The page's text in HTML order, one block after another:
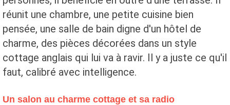
réunit une chambre, une petite cuisine bien
pensée, une salle de bain digne d'un hôtel de
charme, des pièces décorées dans un style
cottage anglais qui lui va à ravir. Il y a juste ce qu'il
faut, calibré avec intelligence.
Un salon au charme cottage et sa radio